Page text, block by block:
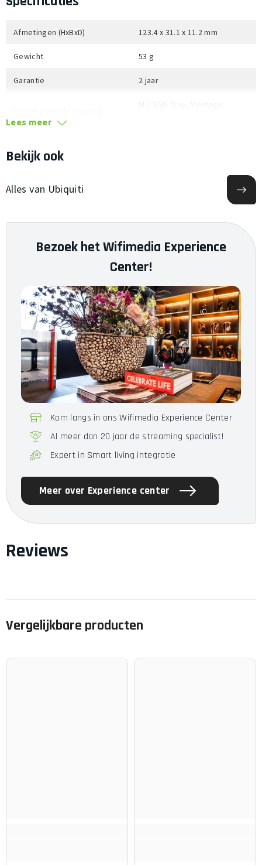
Afmetingen (HxBxD) 123.4 x 31.1 x 11.2 mm
Gewicht 53 g
Garantie 2 jaar
Lees meer
Bekijk ook
Alles van Ubiquiti
Bezoek het Wifimedia Experience
Center!
Kom langs in ons Wifimedia Experience Center
Al meer dan 20 jaar de streaming specialist!
Expert in Smart living integratie
Meer over Experience center
Reviews
Vergelijkbare producten